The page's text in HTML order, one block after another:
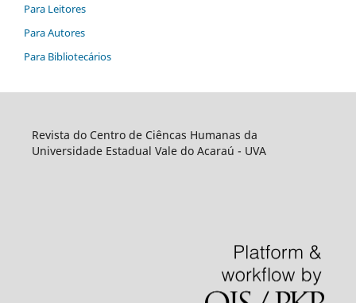
Para Leitores
Para Autores
Para Bibliotecários
Revista do Centro de Ciêncas Humanas da
Universidade Estadual Vale do Acaraú - UVA